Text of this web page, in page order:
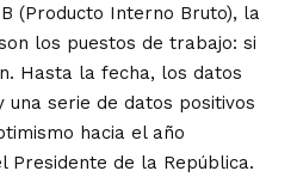
(Producto Interno Bruto), la
los puestos de trabajo: si
Hasta la fecha, los datos
una serie de datos positivos
hacia el año
Presidente de la República.